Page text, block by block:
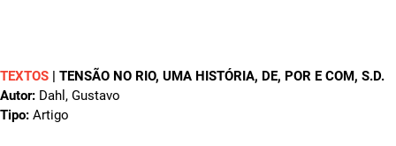
TEXTOS | TENSÃO NO RIO, UMA HISTÓRIA, DE, POR E COM, S.D.
Autor: Dahl, Gustavo
Tipo: Artigo